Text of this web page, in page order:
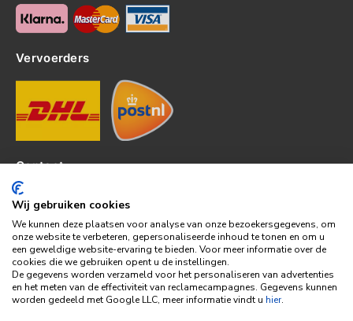
Vervoerders
Contact
Kerkhof 8, 4301EP Zierikzee
tel: 0111-820382
info@topledshop.nl
KVK: 34380695
BTW: NL001286892B39
Bank: KNAB
Rek: NL86KNAB0257746951
Wij gebruiken cookies
We kunnen deze plaatsen voor analyse van onze bezoekersgegevens, om
onze website te verbeteren, gepersonaliseerde inhoud te tonen en om u
een geweldige website-ervaring te bieden. Voor meer informatie over de
cookies die we gebruiken opent u de instellingen.
De gegevens worden verzameld voor het personaliseren van advertenties
en het meten van de effectiviteit van reclamecampagnes. Gegevens kunnen
worden gedeeld met Google LLC, meer informatie vindt u hier.